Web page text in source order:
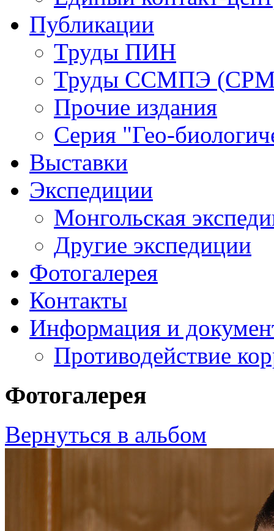
Публикации
Труды ПИН
Труды ССМПЭ
Прочие издания
Серия "Гео-
Выставки
Экспедиции
Монгольская
Другие экспедиции
Фотогалерея
Контакты
Информация и
Противодействие
Фотогалерея
Вернуться в альбом